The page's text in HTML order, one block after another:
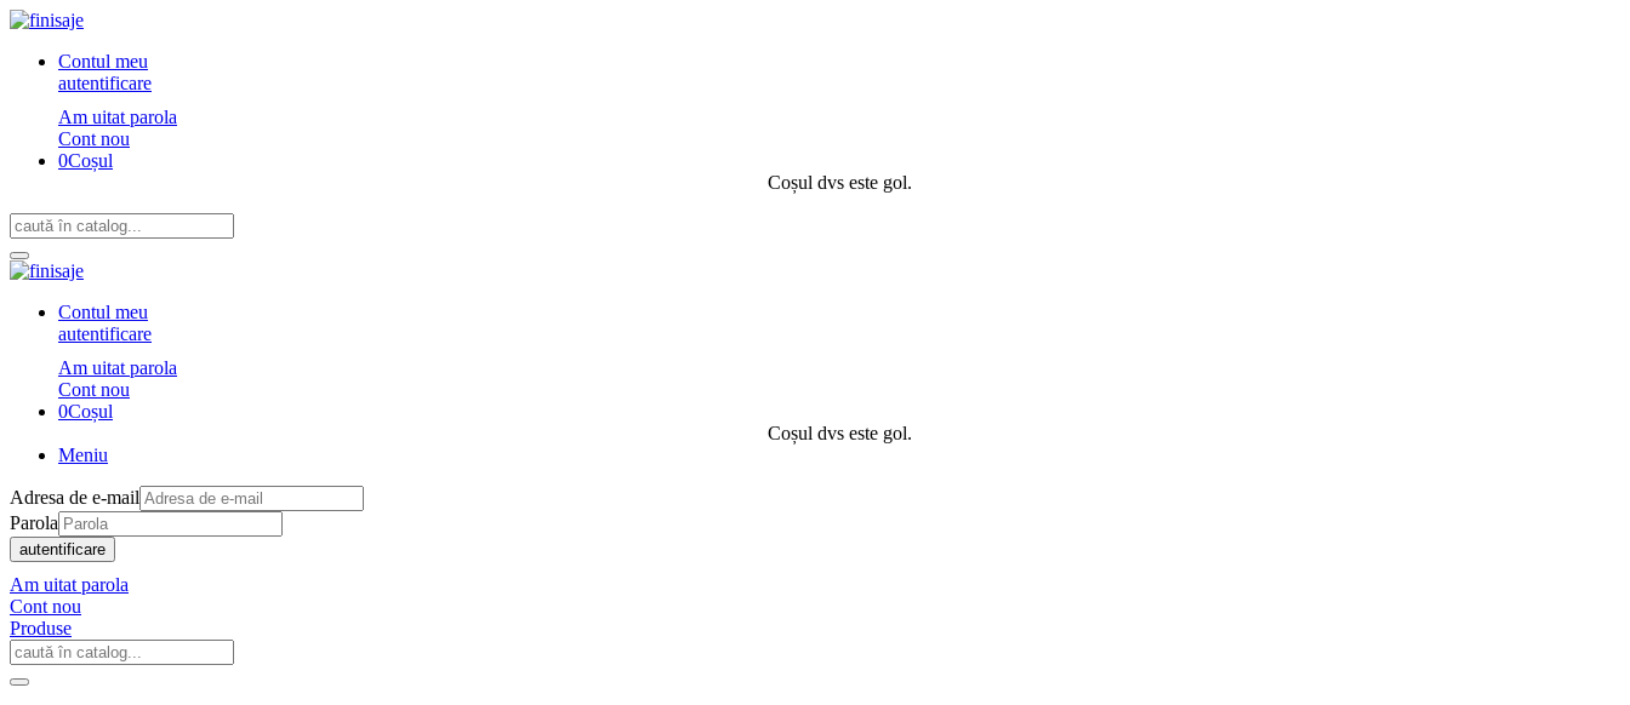
Contul meu
autentificare
Am uitat parola
Cont nou
0Coșul
Coșul dvs este gol.
Contul meu
autentificare
Am uitat parola
Cont nou
0Coșul
Coșul dvs este gol.
Meniu
Adresa de e-mail
Parola
autentificare
Am uitat parola
Cont nou
Produse